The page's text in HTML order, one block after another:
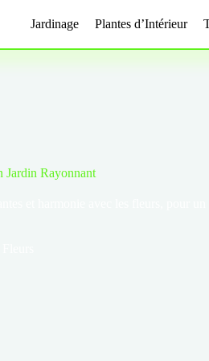
Jardinage Plantes d’Intérieur
Jardin Rayonnant